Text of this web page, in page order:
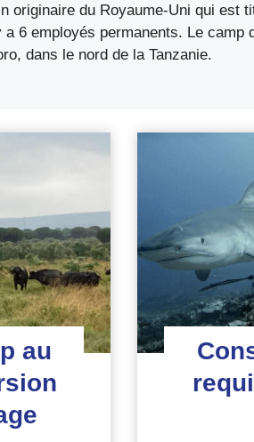
du Royaume-Uni qui est
6 employés permanents. Le camp
dans le nord de la Tanzanie.
au